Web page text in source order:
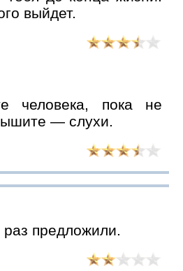
выйдет.
человека, пока не
— слухи.
предложили.